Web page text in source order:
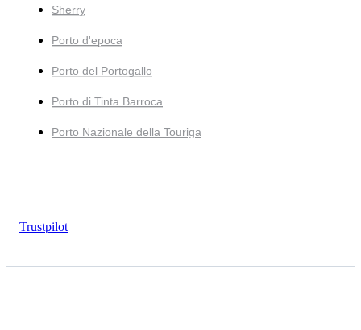
Sherry
Porto d'epoca
Porto del Portogallo
Porto di Tinta Barroca
Porto Nazionale della Touriga
Trustpilot